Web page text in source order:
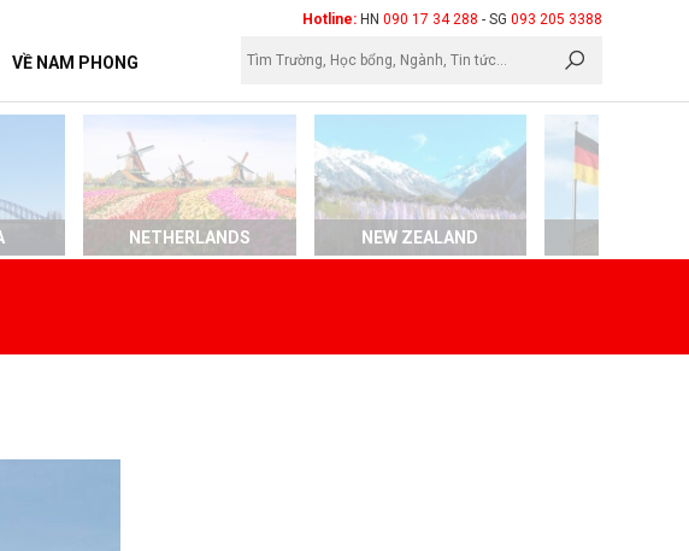
Hotline: HN 090 17 34 288 - SG 093 205 3388
VỀ NAM PHONG
NETHERLANDS NEW ZEALAND